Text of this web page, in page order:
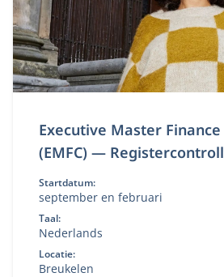
Executive Master
(EMFC) —
Startdatum:
september en februari
Taal:
Nederlands
Locatie:
Breukelen